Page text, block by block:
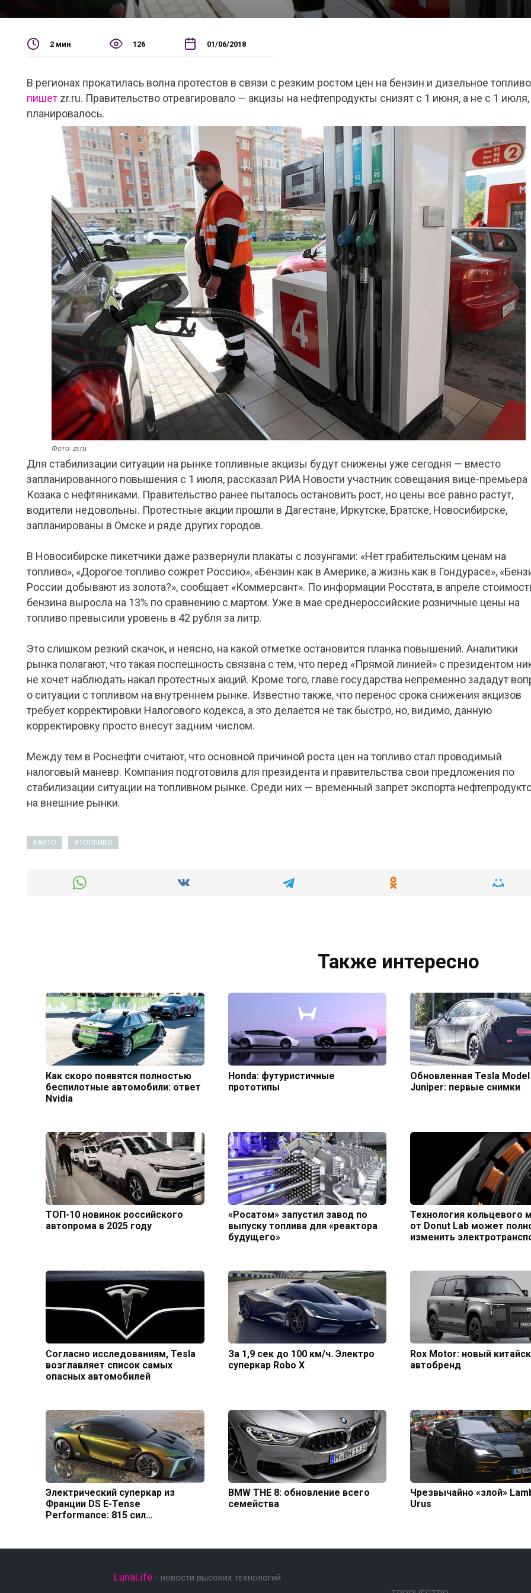
2 мин 126 01/06/2018
В регионах прокатилась волна протестов в связи с резким ростом цен на бензин и дизельное
пишет zr.ru. Правительство отреагировало — акцизы на нефтепродукты снизят с 1 июня, а не с 1 июля,
планировалось.
Фото: zr.ru
Для стабилизации ситуации на рынке топливные акцизы будут снижены уже сегодня — вместо
запланированного повышения с 1 июля, рассказал РИА Новости участник совещания вице-премьера
Козака с нефтяниками. Правительство ранее пыталось остановить рост, но цены все равно растут,
водители недовольны. Протестные акции прошли в Дагестане, Иркутске, Братске, Новосибирске,
запланированы в Омске и ряде других городов.
В Новосибирске пикетчики даже развернули плакаты с лозунгами: «Нет грабительским ценам на
топливо», «Дорогое топливо сожрет Россию», «Бензин как в Америке, а жизнь как в Гондурасе»,
России добывают из золота?», сообщает «Коммерсант». По информации Росстата, в апреле
бензина выросла на 13% по сравнению с мартом. Уже в мае среднероссийские розничные цены на
топливо превысили уровень в 42 рубля за литр.
Это слишком резкий скачок, и неясно, на какой отметке остановится планка повышений. Аналитики
рынка полагают, что такая поспешность связана с тем, что перед «Прямой линией» с президентом
не хочет наблюдать накал протестных акций. Кроме того, главе государства непременно зададут
о ситуации с топливом на внутреннем рынке. Известно также, что перенос срока снижения акцизов
требует корректировки Налогового кодекса, а это делается не так быстро, но, видимо, данную
корректировку просто внесут задним числом.
Между тем в Роснефти считают, что основной причиной роста цен на топливо стал проводимый
налоговый маневр. Компания подготовила для президента и правительства свои предложения по
стабилизации ситуации на топливном рынке. Среди них — временный запрет экспорта
на внешние рынки.
АВТО ТОПЛИВО
Также интересно
Как скоро появятся полностью
беспилотные автомобили: ответ
Nvidia
Honda: футуристичные
прототипы
Обновленная Tesla Model
Juniper: первые снимки
ТОП-10 новинок российского
автопрома в 2025 году
«Росатом» запустил завод по
выпуску топлива для «реактора
будущего»
Технология кольцевого
от Donut Lab может
изменить
Согласно исследованиям, Tesla
возглавляет список самых
опасных автомобилей
За 1,9 сек до 100 км/ч. Электро
суперкар Robo X
Rox Motor: новый
автобренд
Электрический суперкар из
Франции DS E-Tense
Performance: 815 сил…
BMW THE 8: обновление всего
семейства
Чрезвычайно «злой»
Urus
LunaLife- новости высоких технологий